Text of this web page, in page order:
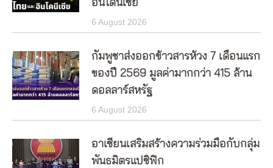
อินโดนีเซีย
6 August 2026
กัมพูชาส่งออกข้าวสารห้วง 7 เดือนแรก
ของปี 2569 มูลค่ามากกว่า 415 ล้าน
ดอลลาร์สหรัฐ
6 August 2026
อาเซียนเสริมสร้างความร่วมมือกับกลุ่ม
พันธมิตรแปซิฟิก